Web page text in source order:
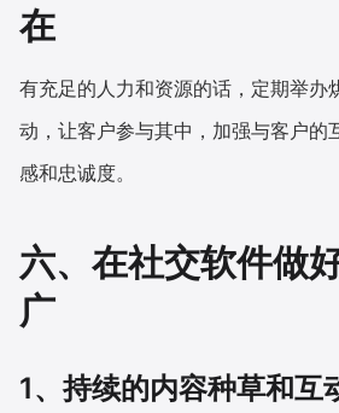
在
有充足的人力和资源的话，定期举办
动，让客户参与其中，加强与客户的
感和忠诚度。
六、在社交软件做
广
1、持续的内容种草和互